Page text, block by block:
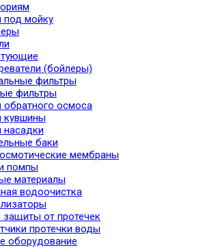
под мойку
(бойлеры)
фильтры
фильтры
осмоса
кувшины
баки
мембраны
помпы
материалы
водоочистка
от протечек
протечки воды
оборудование